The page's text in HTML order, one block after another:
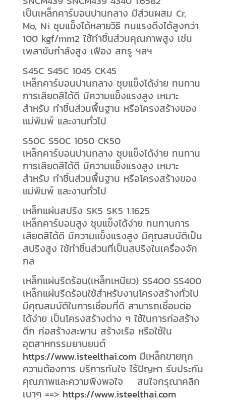
เป็นเหล็กคาร์บอนปานกลาง มีส่วนผสม Cr,
Mo, Ni ชุบแข็งได้หลายวิธี ทนแรงดึงได้สูงกว่า
100 kgf/mm2 ใช้ทำชิ้นส่วนคุณภาพสูง เช่น
เพลาขับกำลังสูง เฟือง สกรู ฯลฯ
S45C S45C 1045 CK45
เหล็กคาร์บอนปานกลาง ชุบแข็งได้ง่าย ทนทาน
การเสียดสีได้ดี มีความแข็งแรงสูง เหมาะ
สำหรับ ทำชิ้นส่วนพื้นฐาน หรือโครงสร้างของ
แม่พิมพ์ และงานทั่วไป
S50C S50C 1050 CK50
เหล็กคาร์บอนปานกลาง ชุบแข็งได้ง่าย ทนทาน
การเสียดสีได้ดี มีความแข็งแรงสูง เหมาะ
สำหรับ ทำชิ้นส่วนพื้นฐาน หรือโครงสร้างของ
แม่พิมพ์ และงานทั่วไป
เหล็กแผ่นสปริง SK5 SK5 1.1625
เหล็กคาร์บอนสูง ชุบแข็งได้ง่าย ทนทานการ
เสียดสีได้ดี มีความแข็งแรงสูง มีคุณสมบัติเป็น
สปริงสูง ใช้ทำชิ้นส่วนที่เป็นสปริงในเครื่องจัก
กล
เหล็กแผ่นรีดร้อน(เหล็กเหนียว) SS400 SS400
เหล็กแผ่นรีดร้อนใช้สำหรับงานโครงสร้างทั่วไป
มีคุณสมบัติในการเชื่อมที่ดี สามารถเชื่อมต่อ
ได้ง่าย เป็นโครงสร้างต่าง ๆ ใช้ในการก่อสร้าง
ตึก ก่อสร้างสะพาน สร้างเรือ หรือใช้ใน
อุตสาหกรรมยานยนต์
https://www.isteelthai.comมีเหล็กขายทุก
ความต้องการ บริการทันใจ ไร้ปัญหา รับประกัน
คุณภาพและความพึงพอใจ สนใจกรุณาคลิก
เบาๆ ==> https://www.isteelthai.com